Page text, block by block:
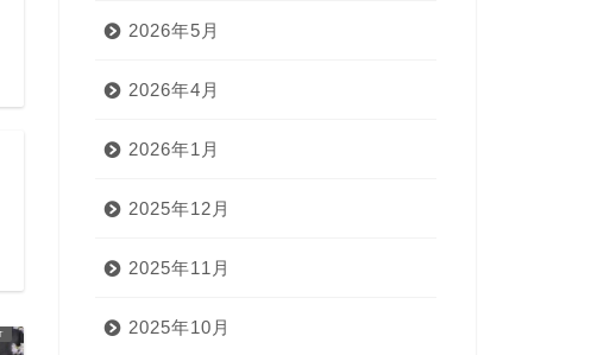
2026年5月
2026年4月
2026年1月
2025年12月
2025年11月
2025年10月